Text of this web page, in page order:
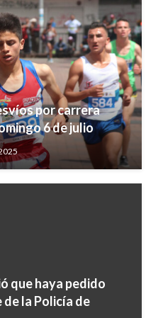
por carrera
6 de julio
que haya pedido
la Policía de